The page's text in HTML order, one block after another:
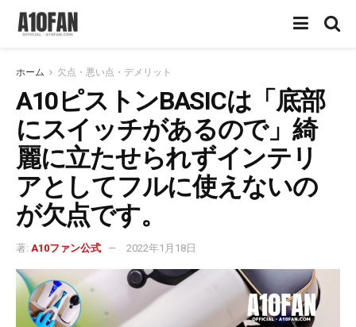
ホーム 欠点・悪い点・デメリット
A10ピストンBASICは「底部
にスイッチがあるので」綺
麗に立たせられずインテリ
アとしてフルに使えないの
が欠点です。
著: A10ファン公式 2022年1月18日